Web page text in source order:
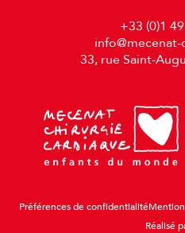
+33 (0)1
33, rue Saint-
Préférences de confidentialité
Réalisé